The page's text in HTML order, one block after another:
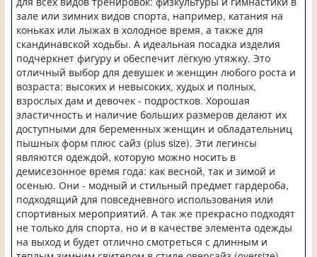
зале или зимних видов спорта, например, катания на
коньках или лыжах в холодное время, а также для
скандинавской ходьбы. А идеальная посадка изделия
подчеркнет фигуру и обеспечит лёгкую утяжку. Это
отличный выбор для девушек и женщин любого роста и
возраста: высоких и невысоких, худых и полных,
взрослых дам и девочек - подростков. Хорошая
эластичность и наличие больших размеров делают их
доступными для беременных женщин и обладательниц
пышных форм плюс сайз (plus size). Эти легинсы
являются одеждой, которую можно носить в
демисезонное время года: как весной, так и зимой и
осенью. Они - модный и стильный предмет гардероба,
подходящий для повседневного использования или
спортивных мероприятий. А так же прекрасно подходят
не только для спорта, но и в качестве элемента одежды
на выход и будет отлично смотреться с длинным и